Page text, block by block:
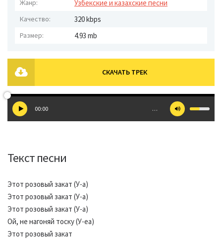
Жанр: Узбекские и казахские песни
Качество: 320 kbps
Размер: 4.93 mb
СКАЧАТЬ ТРЕК
00:00 …
Текст песни
Этот розовый закат (У-а)
Этот розовый закат (У-а)
Этот розовый закат (У-а)
Ой, не нагоняй тоску (У-еа)
Этот розовый закат